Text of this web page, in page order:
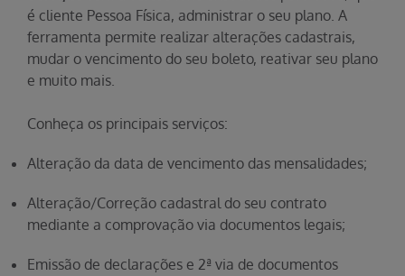
é cliente Pessoa Física, administrar o seu plano. A
ferramenta permite realizar alterações cadastrais,
mudar o vencimento do seu boleto, reativar seu plano
e muito mais.
Conheça os principais serviços:
Alteração da data de vencimento das mensalidades;
Alteração/Correção cadastral do seu contrato
mediante a comprovação via documentos legais;
Emissão de declarações e 2ª via de documentos